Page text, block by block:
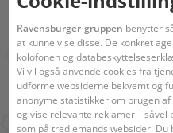
100 år har vi
elsker: med
sværhedsgrad og
Indhold
2 puslespil med 12
Ravensburger-gruppen benytter
at kunne vise disse. De konkret
kolofonen og
Vi vil også anvende cookies fra
udforme websiderne bekvemt og
anonyme statistikker om brugen
og vise relevante reklamer – såvel
som på tredjemands websider. Du